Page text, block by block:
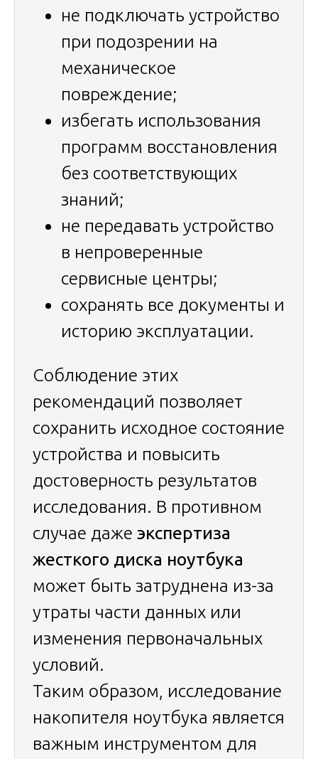
не подключать устройство
при подозрении на
механическое
повреждение;
избегать использования
программ восстановления
без соответствующих
знаний;
не передавать устройство
в непроверенные
сервисные центры;
сохранять все документы и
историю эксплуатации.
Соблюдение этих
рекомендаций позволяет
сохранить исходное состояние
устройства и повысить
достоверность результатов
исследования. В противном
случае даже экспертиза
жесткого диска ноутбука
может быть затруднена из-за
утраты части данных или
изменения первоначальных
условий.
Таким образом, исследование
накопителя ноутбука является
важным инструментом для